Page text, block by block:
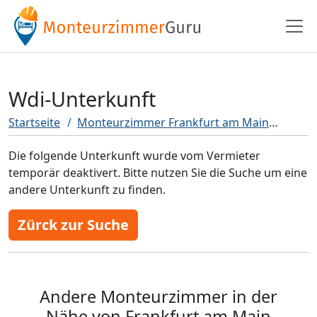
Wdi-Unterkunft
Startseite Monteurzimmer Frankfurt am Main
Die folgende Unterkunft wurde vom Vermieter
temporär deaktivert. Bitte nutzen Sie die Suche um eine
andere Unterkunft zu finden.
Zürck zur Suche
Andere Monteurzimmer in der